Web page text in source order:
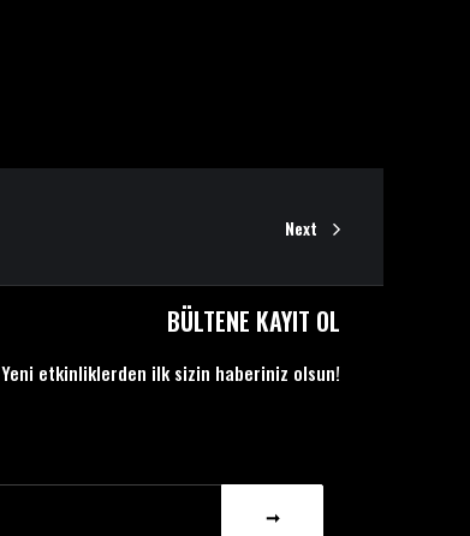
Next
BÜLTENE KAYIT OL
Yeni etkinliklerden ilk sizin haberiniz olsun!